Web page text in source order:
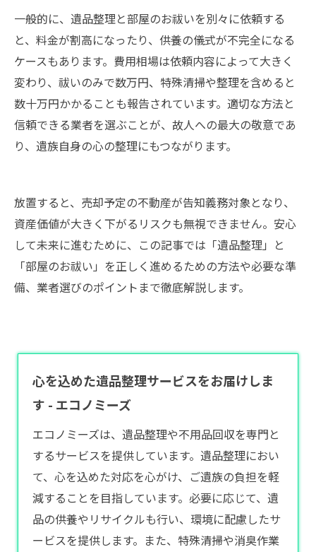
一般的に、遺品整理と部屋のお祓いを別々に依頼する
と、料金が割高になったり、供養の儀式が不完全になる
ケースもあります。費用相場は依頼内容によって大きく
変わり、祓いのみで数万円、特殊清掃や整理を含めると
数十万円かかることも報告されています。適切な方法と
信頼できる業者を選ぶことが、故人への最大の敬意であ
り、遺族自身の心の整理にもつながります。
放置すると、売却予定の不動産が告知義務対象となり、
資産価値が大きく下がるリスクも無視できません。安心
して未来に進むために、この記事では「遺品整理」と
「部屋のお祓い」を正しく進めるための方法や必要な準
備、業者選びのポイントまで徹底解説します。
心を込めた遺品整理サービスをお届けしま
す - エコノミーズ
エコノミーズは、遺品整理や不用品回収を専門と
するサービスを提供しています。遺品整理におい
て、心を込めた対応を心がけ、ご遺族の負担を軽
減することを目指しています。必要に応じて、遺
品の供養やリサイクルも行い、環境に配慮したサ
ービスを提供します。また、特殊清掃や消臭作業